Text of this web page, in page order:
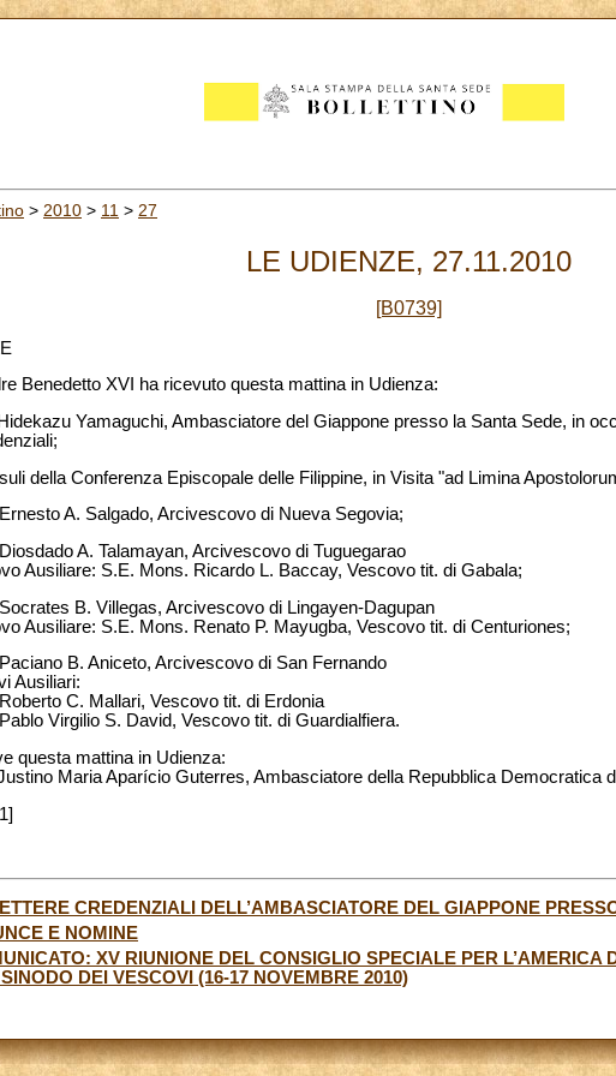
> 2010 > 11 > 27
LE UDIENZE, 27.11.2010
[B0739]
Benedetto XVI ha ricevuto questa mattina in Udienza:
Yamaguchi, Ambasciatore del Giappone presso la Santa Sede, in
della Conferenza Episcopale delle Filippine, in Visita "ad Limina
A. Salgado, Arcivescovo di Nueva Segovia;
A. Talamayan, Arcivescovo di Tuguegarao
Ausiliare: S.E. Mons. Ricardo L. Baccay, Vescovo tit. di Gabala;
B. Villegas, Arcivescovo di Lingayen-Dagupan
Ausiliare: S.E. Mons. Renato P. Mayugba, Vescovo tit. di Centuriones;
B. Aniceto, Arcivescovo di San Fernando
Ausiliari:
C. Mallari, Vescovo tit. di Erdonia
Virgilio S. David, Vescovo tit. di Guardialfiera.
questa mattina in Udienza:
Maria Aparício Guterres, Ambasciatore della Repubblica Democratica
CREDENZIALI DELL’AMBASCIATORE DEL GIAPPONE
E NOMINE
XV RIUNIONE DEL CONSIGLIO SPECIALE PER L’AMERICA
DEI VESCOVI (16-17 NOVEMBRE 2010)